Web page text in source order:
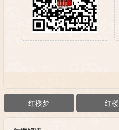
红楼梦 红楼